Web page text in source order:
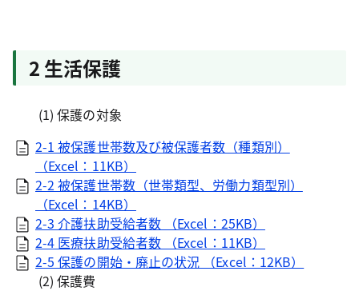
2 生活保護
(1) 保護の対象
2-1 被保護世帯数及び被保護者数（種類別）
（Excel：11KB）
2-2 被保護世帯数（世帯類型、労働力類型別）
（Excel：14KB）
2-3 介護扶助受給者数 （Excel：25KB）
2-4 医療扶助受給者数 （Excel：11KB）
2-5 保護の開始・廃止の状況 （Excel：12KB）
(2) 保護費